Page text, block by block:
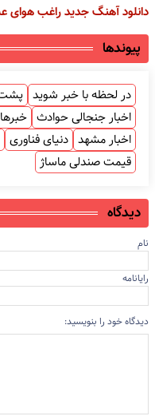
دانلود آهنگ جدید راغب هوای
پیوندها
در لحظه با خبر شوید پشت
اخبار جنجالی حوادث
اخبار مشهد دنیای فناوری
قیمت صندلی ماساژ
دیدگاه
نام
رایانامه
دیدگاه خود را بنویسید: